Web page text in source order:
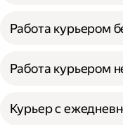
Работа курьером
Работа курьером
Курьер с